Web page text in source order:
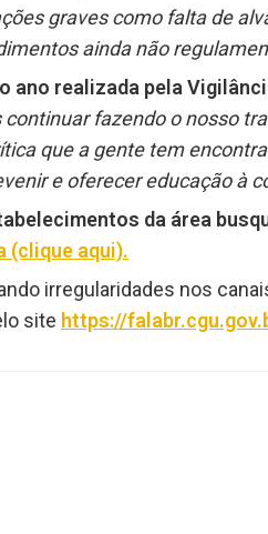
graves como falta de
ainda não
ano realizada pela
continuar fazendo o nosso
que a gente tem
e oferecer educação à
da área
(clique aqui).
irregularidades nos
site https://